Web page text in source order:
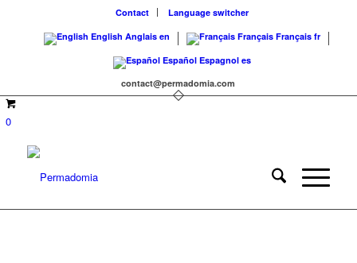
Contact
Language switcher
English Anglais en Français Français fr
Español Espagnol es
contact@permadomia.com
0